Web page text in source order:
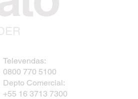
Televendas:
0800 770 5100
Depto Comercial:
+55 16 3713 7300